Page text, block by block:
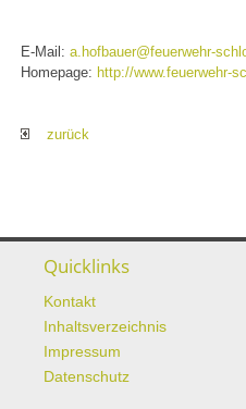
E-Mail:a.hofbauer@feuerwehr-
Homepage: http://www.feuerwehr-
zurück
Quicklinks
Kontakt
Inhaltsverzeichnis
Impressum
Datenschutz